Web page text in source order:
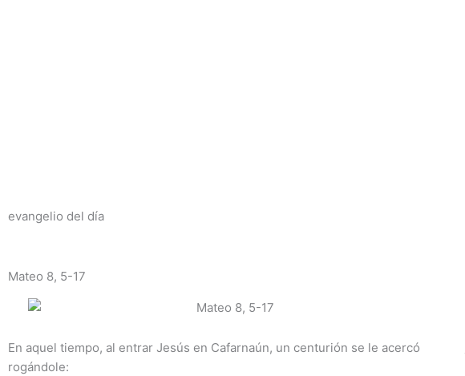
evangelio del día
Mateo 8, 5-17
En aquel tiempo, al entrar Jesús en Cafarnaún, un centurión se le acercó
rogándole: